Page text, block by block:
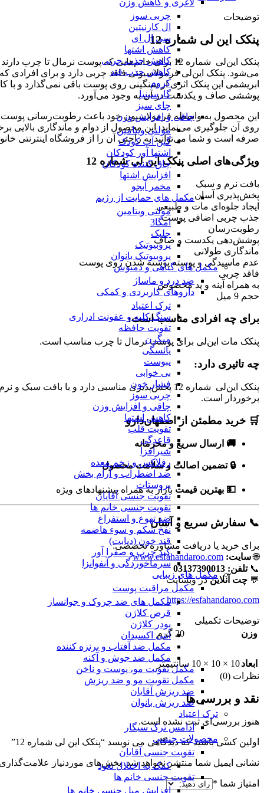
لاغری و کاهش وزن
چربی سوز
ال کارنیتین
سی ال ای
کاهش اشتها
کاهش جذب چربی
کاهش جذب قند
کروم
گارسینیا
چای سبز
چاقی و افزایش وزن
مولتی ویتامین
گین آپ کودک
اشتها آور کودکان
چاق کننده کودکان
افزایش اشتها
مخمر آبجو
مکمل های حمایت از رژیم
مولتی ویتامین
امگا3
جلبک
پروبیوتیک
پروبیوتیک بانوان
مکمل های گیاهی و دمنوش
ضد درد و ماساژ
داروهای کاربردی و کمکی
ترک اعتیاد
سنگ کلیه و عفونت ادراری
تقویت حافظه
میگرن
یائسگی
یبوست
بی خوابی
فشار خون
چربی سوز
چاقی و افزایش وزن
کاهش اشتها
تقویت قلب
قاعدگی
شیرافزا
رفلاکس و زخم معده
ضد اضطراب و آرام بخش
پروستات
تقویت جنسی آقایان
تقویت جنسی خانم ها
ضد تهوع و استفراغ
نفخ شکم و سوء هاضمه
قند خون (دیابت)
کبد چرب و صفرا آور
سرماخوردگی و آنفوانزا
مکمل های زیبایی
مکمل مراقبت پوست
مکمل های ضد چروک و جوانساز
قرص کلاژن
پودر کلاژن
آنتی اکسیدان
مکمل ضد آفتاب و برنزه کننده
مکمل ضد جوش و آکنه
مکمل تقویت مو، پوست و ناخن
مکمل تقویت مو و ضد ریزش
ضد ریزش آقایان
ضد ریزش بانوان
ترک اعتیاد
آدامس ترک سیگار
محصولات جنسی
تقویت جنسی آقایان
کمک به اختلال نعوذ
تقویت جنسی خانم ها
افزایش میل جنسی خانم ها
توضیحات
پنکک این لی شماره 12
پنکک این‌لی شماره 12 برای خانم‌هایی که پوست
می‌شود. پنکک این‌لی فرمولاسیونی فاقد چربی دارد و برای
ابریشمی این پنکک اثری از سنگینی روی پوست باقی نمی‌گذارد
پوششی صاف و یکدست در آن به وجود می‌آورد.
این محصول به واسطه فرمولاسیون خود باعث رطوبت‌رسانی پوست
روی آن جلوگیری می‌نماید. این محصول از دوام و ماندگاری بالایی
صرفه است و شما می‌توانید به راحتی آن را از فروشگاه اینترنتی
ویژگی‌های اصلی پنکک این لی شماره 12
بافت نرم و سبک
پخش‌پذیری آسان
ایجاد جلوه‌ای مات و طبیعی
جذب چربی اضافی پوست
رطوبت‌رسان
پوشش‌دهی یکدست و صاف
ماندگاری طولانی
عدم ماسیدگی و پوسته پوسته شدن روی پوست
فاقد چربی
به همراه آینه و پد مخصوص
حجم 9 میل
برای چه افرادی مناسب است:
پنکک مات این‌لی برای پوست نرمال تا چرب مناسب است.
چه تاثیری دارد:
پنکک این‌لی شماره 12 پخش‌پذیری مناسبی دارد
برخوردار است.
🛒 خرید مطمئن از اصفهان‌دارو
🚚 ارسال سریع و محرمانه
🔒 تضمین اصالت و سلامت محصول
💵 بهترین قیمت بازار به همراه پیشنهادهای ویژه
📞 سفارش سریع و آسان
برای خرید یا دریافت مشاوره تخصصی:
🌐سایت: www.esfahandaroo.com
📞تلفن: 03137390013
💬 چت آنلایندر وبسایت
https://esfahandaroo.com
توضیحات تکمیلی
وزن
20 گرم
ابعاد10 × 10 × 10 سانتیمتر
نظرات (0)
نقد و بررسی‌ها
هنوز بررسی‌ای ثبت نشده است.
اولین کسی باشید که دیدگاهی می نویسد “پنکک این لی شماره 12”
نشانی ایمیل شما منتشر نخواهد شد. بخش‌های موردنیاز
امتیاز شما *